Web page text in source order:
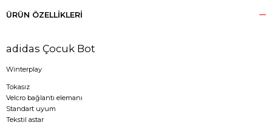
ÜRÜN ÖZELLIKLERI
adidas Çocuk Bot
Winterplay
Tokasız
Velcro bağlantı elemanı
Standart uyum
Tekstil astar